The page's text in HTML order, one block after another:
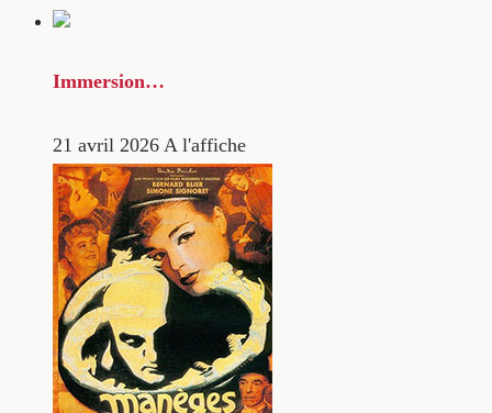
Immersion…
21 avril 2026 A l'affiche